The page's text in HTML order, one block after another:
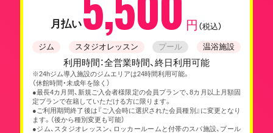
月払い 円 （税込）
ジム スタジオレッスン プール 温浴施設
利用時間：全営業時間、終日利用可能
※24hジム導入施設のジムエリアは24時間利用可能。
（休館時間・未成年を除く）
●最長4カ月間、新規ご入会者様限定の会員プランで、8カ月以上月額固
定プランで在籍していただける方に限ります。
●ご利用期間終了後は『ご入会時に選択された会員種別』に変更となり
ます。（後から種別変更も可能）
●ジム、スタジオレッスン、ロッカールームと付帯のスパ施設、プール